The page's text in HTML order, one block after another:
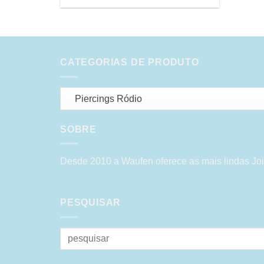
CATEGORIAS DE PRODUTO
Piercings Ródio
SOBRE
Desde 2010 a Waufen oferece as mais lindas
PESQUISAR
Pesquisar
por: